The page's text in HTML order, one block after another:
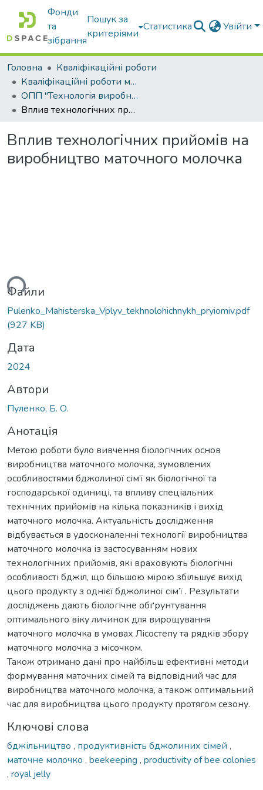
Фонди
та
зібрання
Пошук за
критеріями
Статистика Увійти
Головна
Кваліфікаційні роботи
Кваліфікаційні роботи магістрів
ОПП "Технологія виробництва і переробки продукції тваринництва"
Вплив технологічних прийомів на виробництво маточного молочка
Вплив технологічних прийомів на
виробництво маточного молочка
Файли
Pulenko_Mahisterska_Vplyv_tekhnolohichnykh_pryiomiv.pdf
(927 KB)
Дата
2024
Автори
Пуленко, Б. О.
Анотація
Метою роботи було вивчення біологічних основ
виробництва маточного молочка, зумовлених
особливостями бджолиної сім’ї як біологічної та
господарської одиниці, та впливу спеціальних
технічних прийомів на кілька показників і вихід
маточного молочка. Актуальність дослідження
відбувається в удосконаленні технології виробництва
маточного молочка із застосуванням нових
технологічних прийомів, які враховують біологічні
особливості бджіл, що більшою мірою збільшує вихід
цього продукту з однієї бджолиної сім’ї . Результати
досліджень дають біологічне обґрунтування
оптимального віку личинок для вирощування
маточного молочка в умовах Лісостепу та рядків збору
маточного молочка з місочком.
Також отримано дані про найбільш ефективні методи
формування маточних сімей та відповідний час для
виробництва маточного молочка, а також оптимальний
час для виробництва цього продукту протягом сезону.
Ключові слова
бджільництво , продуктивність бджолиних сімей ,
маточне молочко , beekeeping , productivity of bee colonies
, royal jelly